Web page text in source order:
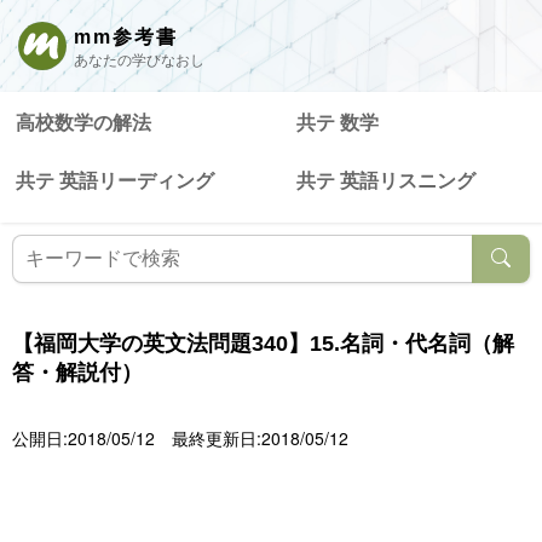
mm参考書
あなたの学びなおし
高校数学の解法 共テ 数学
共テ 英語リーディング 共テ 英語リスニング
【福岡大学の英文法問題340】15.名詞・代名詞（解
答・解説付）
公開日:2018/05/12 最終更新日:2018/05/12